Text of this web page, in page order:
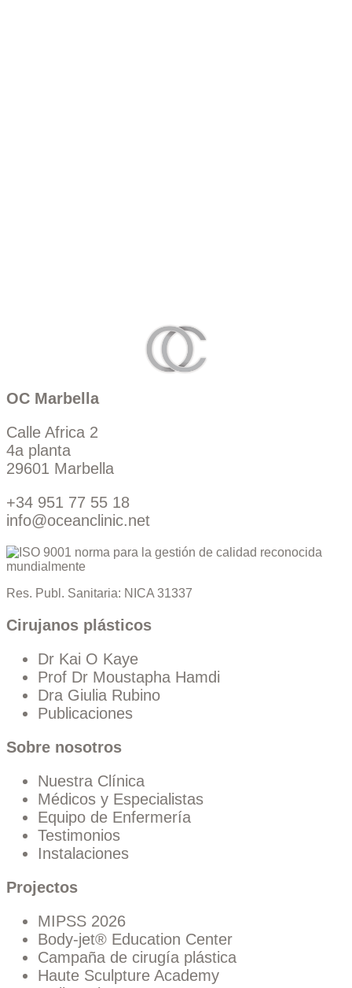
OC Marbella
Calle Africa 2
4a planta
29601 Marbella
+34 951 77 55 18
info@oceanclinic.net
Res. Publ. Sanitaria: NICA 31337
Cirujanos plásticos
Dr Kai O Kaye
Prof Dr Moustapha Hamdi
Dra Giulia Rubino
Publicaciones
Sobre nosotros
Nuestra Clínica
Médicos y Especialistas
Equipo de Enfermería
Testimonios
Instalaciones
Projectos
MIPSS 2026
Body-jet® Education Center
Campaña de cirugía plástica
Haute Sculpture Academy